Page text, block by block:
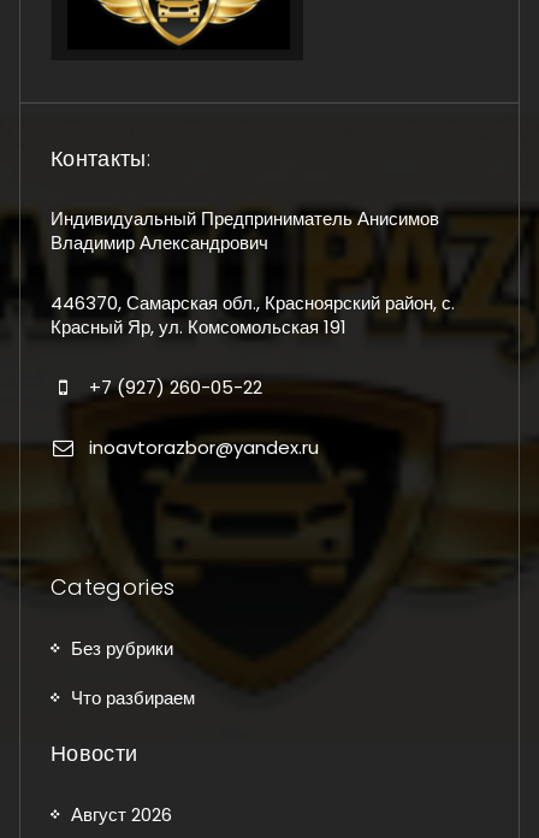
Контакты:
Индивидуальный Предприниматель Анисимов
Владимир Александрович
446370, Самарская обл., Красноярский район, с.
Красный Яр, ул. Комсомольская 191
+7 (927) 260-05-22
inoavtorazbor@yandex.ru
Categories
Без рубрики
Что разбираем
Новости
Август 2026